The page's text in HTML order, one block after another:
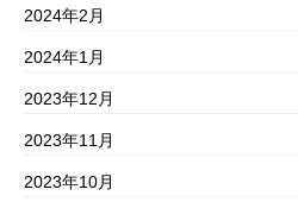
2024年2月
2024年1月
2023年12月
2023年11月
2023年10月